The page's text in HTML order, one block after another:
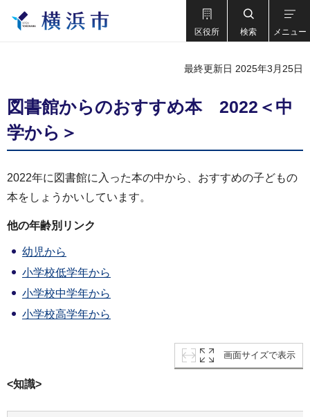
区役所 検索 メニュー
最終更新日 2025年3月25日
図書館からのおすすめ本 2022＜中
学から＞
2022年に図書館に入った本の中から、おすすめの子どもの
本をしょうかいしています。
他の年齢別リンク
幼児から
小学校低学年から
小学校中学年から
小学校高学年から
画面サイズで表示
<知識>